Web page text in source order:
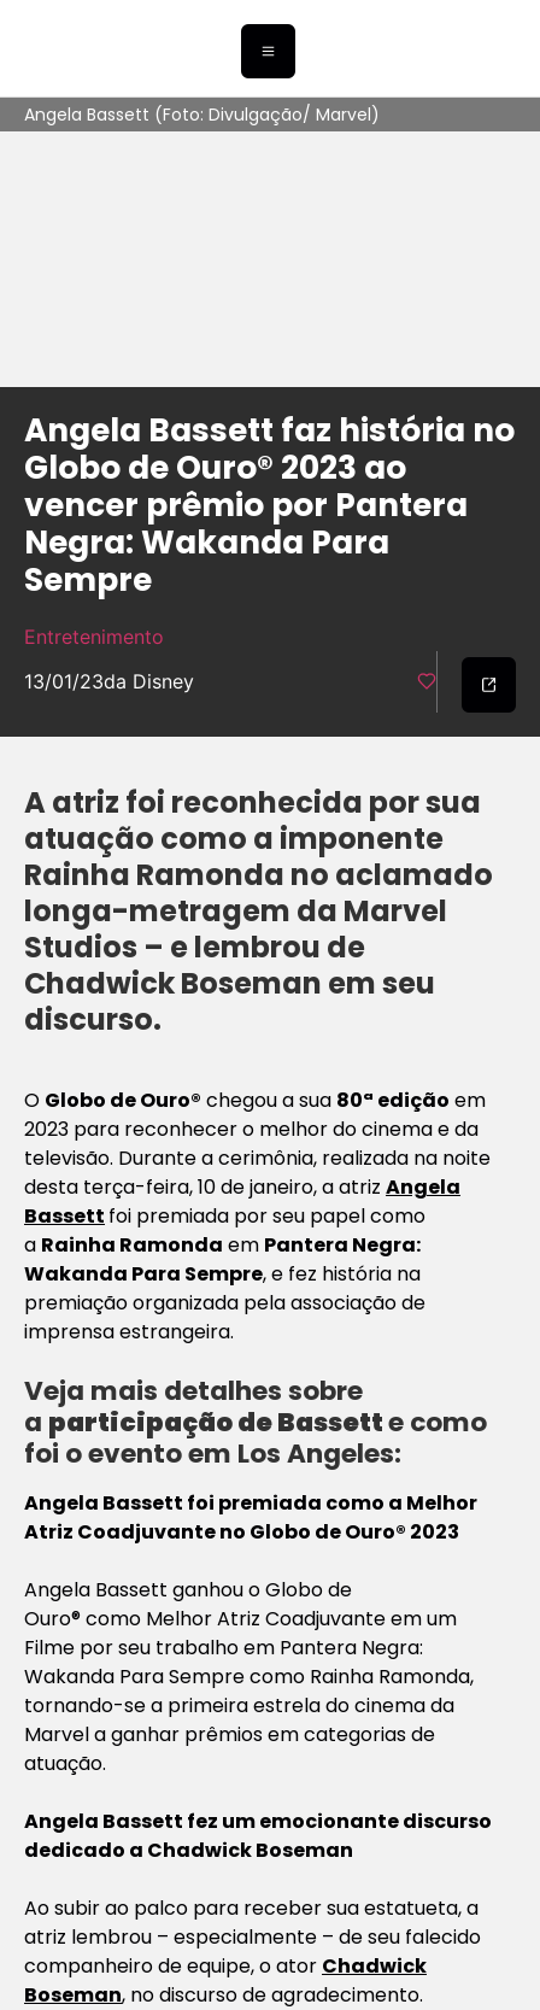
Angela Bassett (Foto: Divulgação/ Marvel)
Angela Bassett faz história no
Globo de Ouro® 2023 ao
vencer prêmio por Pantera
Negra: Wakanda Para
Sempre
Entretenimento
13/01/23da Disney
A atriz foi reconhecida por sua
atuação como a imponente
Rainha Ramonda no aclamado
longa-metragem da Marvel
Studios – e lembrou de
Chadwick Boseman em seu
discurso.
O Globo de Ouro® chegou a sua 80ª edição em
2023 para reconhecer o melhor do cinema e da
televisão. Durante a cerimônia, realizada na noite
desta terça-feira, 10 de janeiro, a atriz Angela
Bassett foi premiada por seu papel como
a Rainha Ramonda em Pantera Negra:
Wakanda Para Sempre, e fez história na
premiação organizada pela associação de
imprensa estrangeira.
Veja mais detalhes sobre
a participação de Bassette como
foi o evento em Los Angeles:
Angela Bassett foi premiada como a Melhor
Atriz Coadjuvante no Globo de Ouro® 2023
Angela Bassett ganhou o Globo de
Ouro® como Melhor Atriz Coadjuvante em um
Filme por seu trabalho em Pantera Negra:
Wakanda Para Sempre como Rainha Ramonda,
tornando-se a primeira estrela do cinema da
Marvel a ganhar prêmios em categorias de
atuação.
Angela Bassett fez um emocionante discurso
dedicado a Chadwick Boseman
Ao subir ao palco para receber sua estatueta, a
atriz lembrou – especialmente – de seu falecido
companheiro de equipe, o ator Chadwick
Boseman, no discurso de agradecimento.